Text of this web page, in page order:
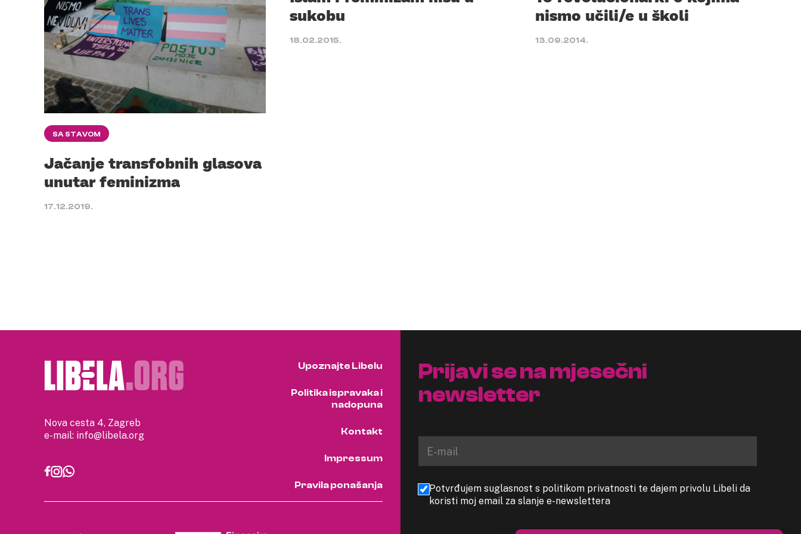
SA STAVOM
Jačanje transfobnih glasova
unutar feminizma
17.12.2019.
sukobu
18.02.2015.
nismo učili/e u školi
13.09.2014.
Nova cesta 4, Zagreb
e-mail: info@libela.org
Upoznajte Libelu
Politika ispravaka i
nadopuna
Kontakt
Impressum
Pravila ponašanja
Prijavi se na mjesečni
newsletter
Potvrđujem suglasnost s politikom privatnosti te dajem privolu Libeli da
koristi moj email za slanje e-newslettera